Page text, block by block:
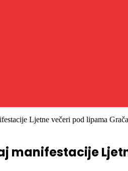
Ljetne večeri pod lipama
manifestacije